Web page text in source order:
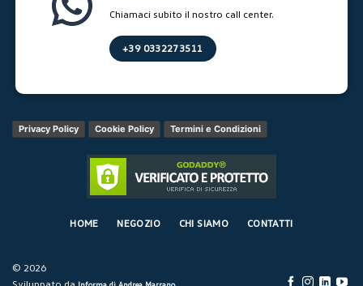
Chiamaci subito il nostro call center.
+39 0332273511
Privacy Policy Cookie Policy Termini e Condizioni
© 2026
Sviluppato da Informa di Andrea Marrano
HOME NEGOZIO CHI SIAMO CONTATTI